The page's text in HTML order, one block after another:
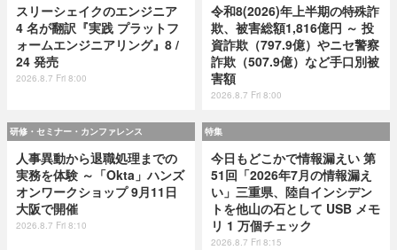
スリーシェイクのエンジニア
4 名が翻訳『実践 プラットフ
ォームエンジニアリング』8 /
24 発売
2026.8.7 Fri 8:00
令和8(2026)年上半期の特殊詐
欺、被害総額1,816億円 ～ 投
資詐欺（797.9億）やニセ警察
詐欺（507.9億）など手口別被
害額
2026.8.7 Fri 8:00
研修・セミナー・カンファレンス
人事異動から退職処理までの
実務を体験 ～「Okta」ハンズ
オンワークショップ 9月11日
大阪で開催
2026.8.7 Fri 8:10
特集
今日もどこかで情報漏えい 第
51回「2026年7月の情報漏え
い」三重県、陸自インシデン
トを他山の石として USB メモ
リ 1 万個チェック
2026.8.7 Fri 8:15